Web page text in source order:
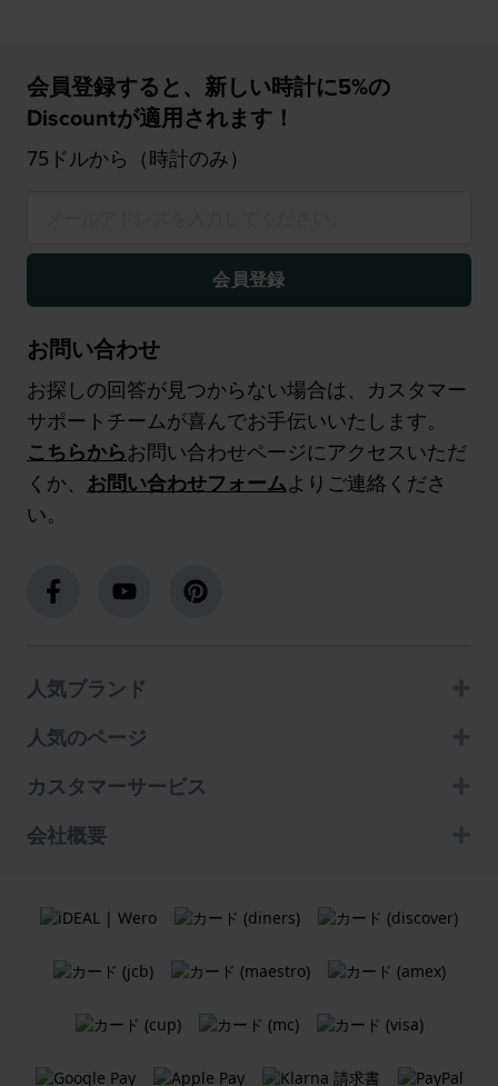
会員登録すると、新しい時計に5%の
Discountが適用されます！
75ドルから（時計のみ）
会員登録
お問い合わせ
お探しの回答が見つからない場合は、カスタマー
サポートチームが喜んでお手伝いいたします。
こちらからお問い合わせページにアクセスいただ
くか、 お問い合わせフォームよりご連絡くださ
い。
人気ブランド
人気のページ
カスタマーサービス
会社概要